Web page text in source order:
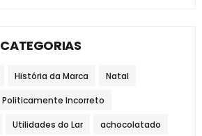
CATEGORIAS
História da Marca Natal
Politicamente Incorreto
Utilidades do Lar achocolatado